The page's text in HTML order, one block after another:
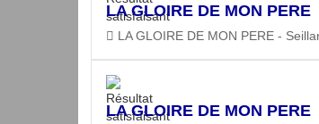
LA GLOIRE DE MON PERE
LA GLOIRE DE MON PERE -
LA GLOIRE DE MON PERE